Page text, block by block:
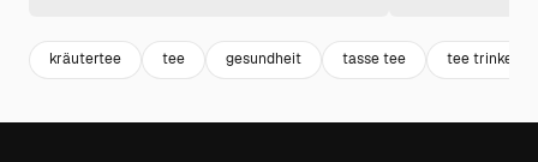
kräutertee tee gesundheit tasse tee tee trinken